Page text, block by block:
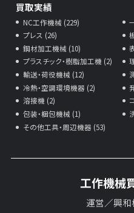
買取実績
NC工作機械 (229)
プレス (26)
鋼材加工機械 (10)
プラスチック・樹脂加工機 (2)
輸送・荷役機械 (12)
冷熱・空調環境機器 (2)
溶接機 (2)
包装・梱包機械 (1)
その他工具・周辺機器 (53)
工作機械
運営／興